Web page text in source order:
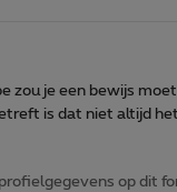
zou je een bewijs
is dat niet altijd
op dit